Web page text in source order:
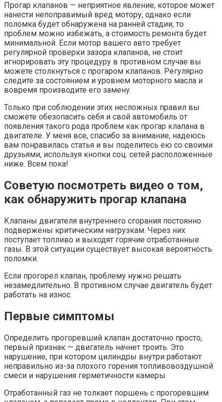
Прогар клапанов — неприятное явление, которое может
нанести непоправимый вред мотору, однако если
поломка будет обнаружена на ранней стадии, то
проблем можно избежать, а стоимость ремонта будет
минимальной. Если мотор вашего авто требует
регулярной проверки зазора клапанов, не стоит
игнорировать эту процедуру в противном случае вы
можете столкнуться с прогаром клапанов. Регулярно
следите за состоянием и уровнем моторного масла и
вовремя производите его замену.
Только при соблюдении этих несложных правил вы
сможете обезопасить себя и свой автомобиль от
появления такого рода проблем как прогар клапана в
двигателе. У меня все, спасибо за внимание, надеюсь
вам понравилась статья и вы поделитесь ею со своими
друзьями, используя кнопки соц. сетей расположенные
ниже. Всем пока!
Советую посмотреть видео о том,
как обнаружить прогар клапана
Клапаны двигателя внутреннего сгорания постоянно
подвержены критическим нагрузкам. Через них
поступает топливо и выходят горячие отработанные
газы. В этой ситуации существует высокая вероятность
поломки.
Если прогорел клапан, проблему нужно решать
незамедлительно. В противном случае двигатель будет
работать на износ.
Первые симптомы
Определить прогоревший клапан достаточно просто,
первый признак — двигатель начнет троить. Это
нарушение, при котором цилиндры внутри работают
неправильно из-за плохого горения топливовоздушной
смеси и нарушения герметичности камеры.
Отработанный газ не толкает поршень с прогоревшим